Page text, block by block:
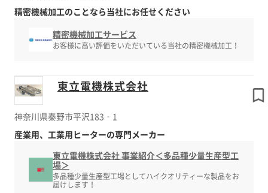
精密機械加工のことなら当社にお任せください
精密機械加工サービス
お客様に高い評価をいただいている当社の精密機械加工！
東立電機株式会社
神奈川県秦野市平沢183‐1
産業用、工業用ヒーターの専門メーカー
東立電機株式会社 事業紹介＜多品種少量生産型工
場＞
多品種少量生産型工場としてハイクオリティーな製品をお
届けします！